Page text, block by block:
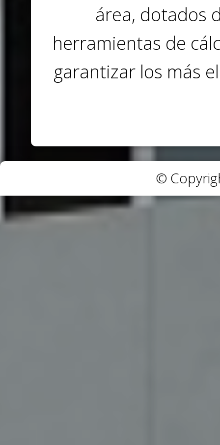
área, dotados
herramientas de
garantizar los más
©